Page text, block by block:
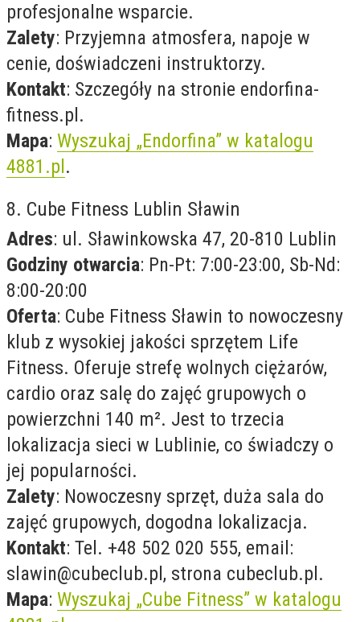
profesjonalne wsparcie.
Zalety: Przyjemna atmosfera, napoje w
cenie, doświadczeni instruktorzy.
Kontakt: Szczegóły na stronie endorfina-
fitness.pl.
Mapa: Wyszukaj „Endorfina” w katalogu
4881.pl .
8. Cube Fitness Lublin Sławin
Adres: ul. Sławinkowska 47, 20-810 Lublin
Godziny otwarcia: Pn-Pt: 7:00-23:00, Sb-Nd:
8:00-20:00
Oferta: Cube Fitness Sławin to nowoczesny
klub z wysokiej jakości sprzętem Life
Fitness. Oferuje strefę wolnych ciężarów,
cardio oraz salę do zajęć grupowych o
powierzchni 140 m². Jest to trzecia
lokalizacja sieci w Lublinie, co świadczy o
jej popularności.
Zalety: Nowoczesny sprzęt, duża sala do
zajęć grupowych, dogodna lokalizacja.
Kontakt: Tel. +48 502 020 555, email:
slawin@cubeclub.pl , strona cubeclub.pl.
Mapa: Wyszukaj „Cube Fitness” w katalogu